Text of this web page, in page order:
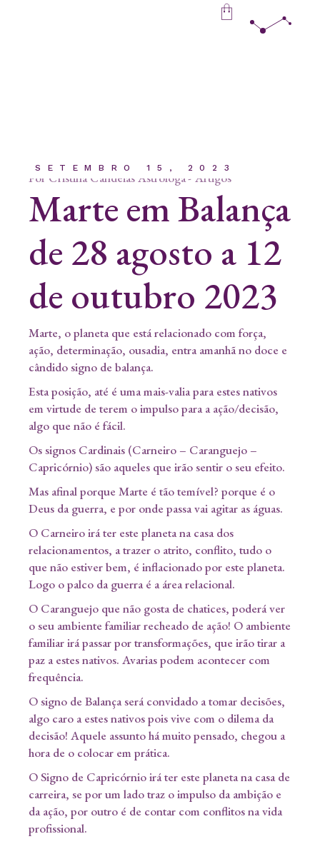
SETEMBRO 15, 2023
Por Cristina Candeias Astróloga Artigos
Marte em Balança
de 28 agosto a 12
de outubro 2023
Marte, o planeta que está relacionado com força,
ação, determinação, ousadia, entra amanhã no doce e
cândido signo de balança.
Esta posição, até é uma mais-valia para estes nativos
em virtude de terem o impulso para a ação/decisão,
algo que não é fácil.
Os signos Cardinais (Carneiro – Caranguejo –
Capricórnio) são aqueles que irão sentir o seu efeito.
Mas afinal porque Marte é tão temível? porque é o
Deus da guerra, e por onde passa vai agitar as águas.
O Carneiro irá ter este planeta na casa dos
relacionamentos, a trazer o atrito, conflito, tudo o
que não estiver bem, é inflacionado por este planeta.
Logo o palco da guerra é a área relacional.
O Caranguejo que não gosta de chatices, poderá ver
o seu ambiente familiar recheado de ação! O ambiente
familiar irá passar por transformações, que irão tirar a
paz a estes nativos. Avarias podem acontecer com
frequência.
O signo de Balança será convidado a tomar decisões,
algo caro a estes nativos pois vive com o dilema da
decisão! Aquele assunto há muito pensado, chegou a
hora de o colocar em prática.
O Signo de Capricórnio irá ter este planeta na casa de
carreira, se por um lado traz o impulso da ambição e
da ação, por outro é de contar com conflitos na vida
profissional.